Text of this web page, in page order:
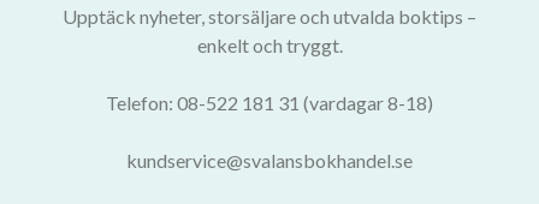
Upptäck nyheter, storsäljare och utvalda boktips –
enkelt och tryggt.
Telefon: 08-522 181 31 (vardagar 8-18)
kundservice@svalansbokhandel.se